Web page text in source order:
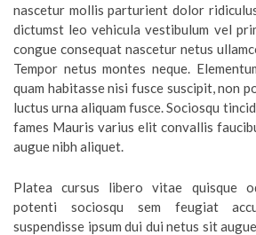
nascetur mollis parturient dolor
dictumst leo vehicula vestibulum vel
congue consequat nascetur netus
Tempor netus montes neque.
quam habitasse nisi fusce suscipit, non
luctus urna aliquam fusce. Sociosqu
fames Mauris varius elit convallis
augue nibh aliquet.
Platea cursus libero vitae quisque
potenti sociosqu sem feugiat
suspendisse ipsum dui dui netus sit